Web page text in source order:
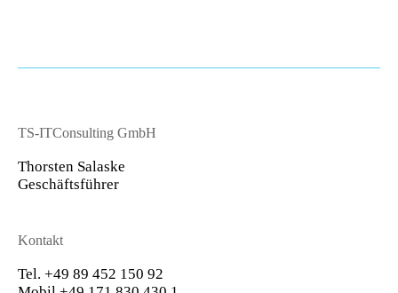
TS-ITConsulting GmbH
Thorsten Salaske
Geschäftsführer
Kontakt
Tel. +49 89 452 150 92